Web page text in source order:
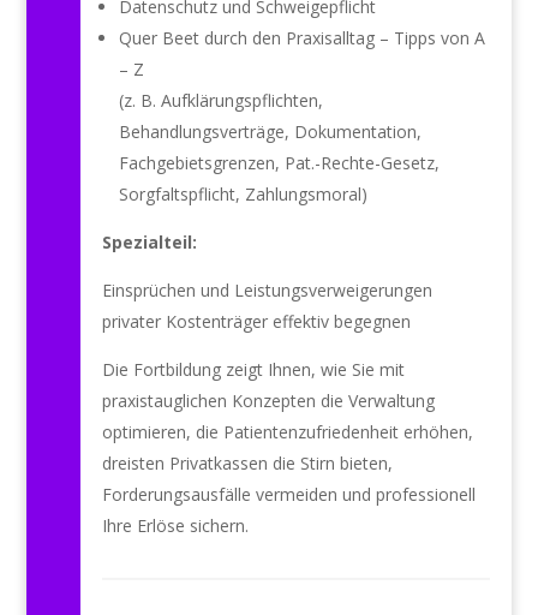
Datenschutz und Schweigepflicht
Quer Beet durch den Praxisalltag – Tipps von A
– Z
(z. B. Aufklärungspflichten,
Behandlungsverträge, Dokumentation,
Fachgebietsgrenzen, Pat.-Rechte-Gesetz,
Sorgfaltspflicht, Zahlungsmoral)
Spezialteil:
Einsprüchen und Leistungsverweigerungen
privater Kostenträger effektiv begegnen
Die Fortbildung zeigt Ihnen, wie Sie mit
praxistauglichen Konzepten die Verwaltung
optimieren, die Patientenzufriedenheit erhöhen,
dreisten Privatkassen die Stirn bieten,
Forderungsausfälle vermeiden und professionell
Ihre Erlöse sichern.